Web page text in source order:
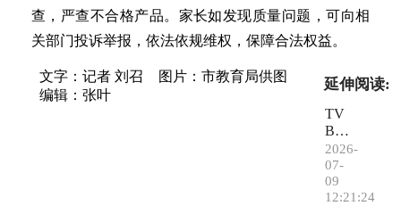
查，严查不合格产品。家长如发现质量问题，可向相
关部门投诉举报，依法依规维权，保障合法权益。
文字：记者 刘召
图片：市教育局供图
编辑：张叶
延伸阅读:
TV
B艺
人打
卡东
莞万
江，
2026-
07-
09
12:21:24